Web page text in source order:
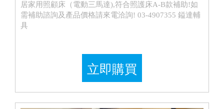
居家用照顧床（電動三馬達),符合照護床A-B款補助!如
需補助諮詢及產品價格請來電洽詢! 03-4907355 鎰達輔
具
立即購買